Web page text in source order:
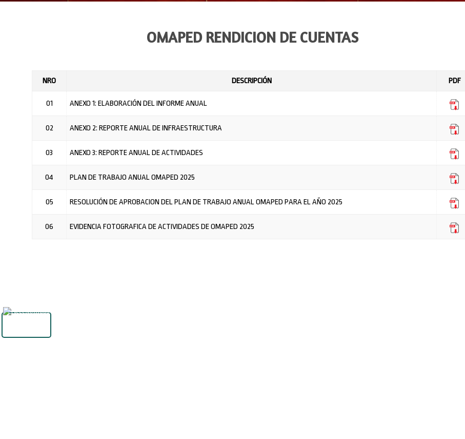
OMAPED RENDICION DE CUENTAS
NRO DESCRIPCIÓN PDF
01 ANEXO 1: ELABORACIÓN DEL INFORME ANUAL
02 ANEXO 2: REPORTE ANUAL DE INFRAESTRUCTURA
03 ANEXO 3: REPORTE ANUAL DE ACTIVIDADES
04 PLAN DE TRABAJO ANUAL OMAPED 2025
05 RESOLUCIÓN DE APROBACION DEL PLAN DE TRABAJO ANUAL OMAPED PARA EL AÑO 2025
06 EVIDENCIA FOTOGRAFICA DE ACTIVIDADES DE OMAPED 2025